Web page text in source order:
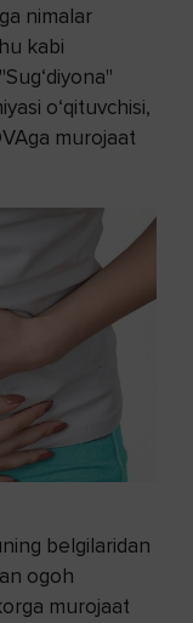
nimalar
kabi
o‘qituvchisi,
murojaat
belgilaridan
ogoh
murojaat